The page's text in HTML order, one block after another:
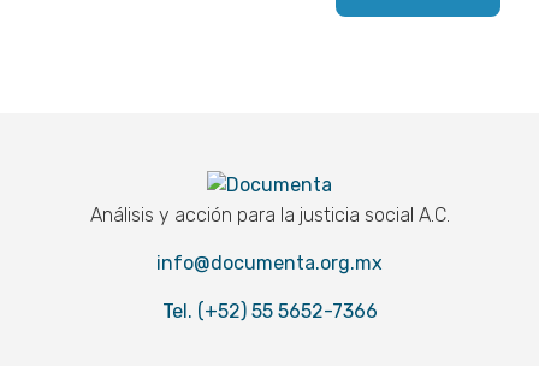
Documenta
Análisis y acción para la justicia social A.C.
info@documenta.org.mx
Tel. (+52) 55 5652-7366